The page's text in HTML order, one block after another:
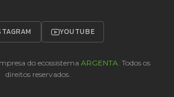
YOUTUBE
do ecossistema ARGENTA. Todos os
direitos reservados.